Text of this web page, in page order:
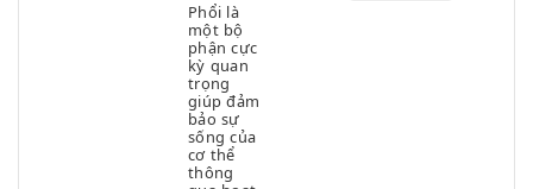
Phổi là
một bộ
phận cực
kỳ quan
trọng
giúp đảm
bảo sự
sống của
cơ thể
thông